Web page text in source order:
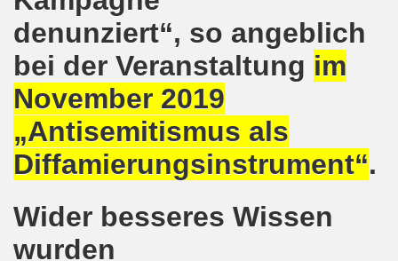
denunziert“, so angeblich
bei der Veranstaltung im
November 2019
„Antisemitismus als
Diffamierungsinstrument“.
Wider besseres Wissen
wurden
sind gezwungen, die Tafel in Anspruch zu nehmen!
bei uns in Gelsenkirchen. Auftakt der weltweiten
YPG-Fahne trotz richterlicher Erlaubnis
mit heißen Brennpunkten
zur Demonstration "Efrin wird leben" 20.03.2018,
Bewegung begrüßt am 05.03.2018 die neue Regierung